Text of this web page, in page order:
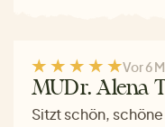
Vor 6
MUDr. Alena
Sitzt schön, schöne